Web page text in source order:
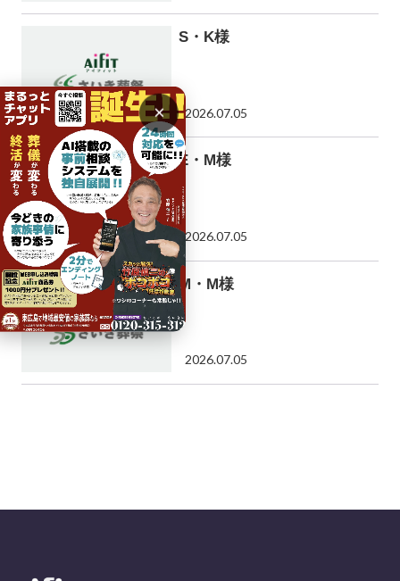
S・K様
2026.07.05
E・M様
2026.07.05
M・M様
2026.07.05
×